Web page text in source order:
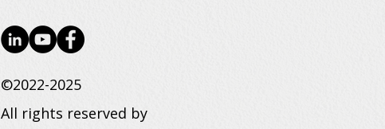
©2022-2025
All rights reserved by